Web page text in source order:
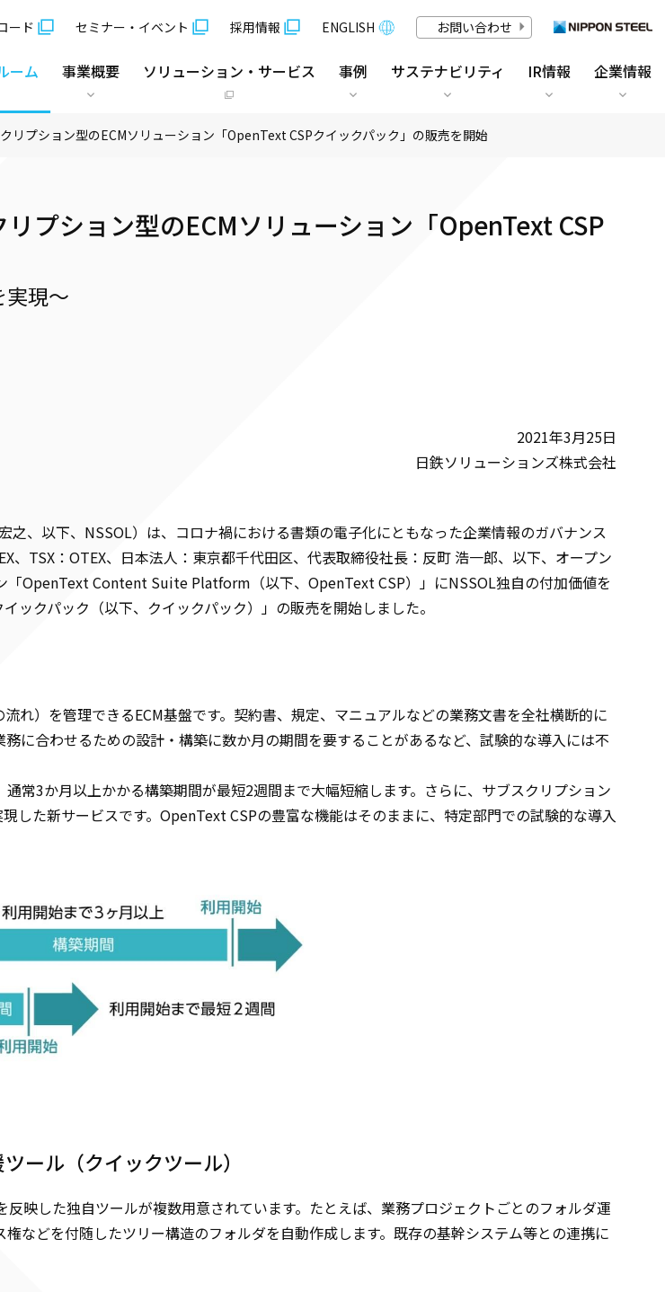
ード セミナー・イベント 採用情報 ENGLISH お問い合わせ
ーム 事業概要 ソリューション・サービス 事例 サステナビリティ IR情報 企業情報
リプション型のECMソリューション「OpenText CSPクイックパック」の販売を開始
プション型のECMソリューション「OpenText CSP
現～
2021年3月25日
日鉄ソリューションズ株式会社
、以下、NSSOL）は、コロナ禍における書類の電子化にともなった企業情報のガバナンス
TSX：OTEX、日本法人：東京都千代田区、代表取締役社長：反町 浩一郎、以下、オープン
「OpenText Content Suite Platform（以下、OpenText CSP）」にNSSOL独自の付加価値を
クパック（以下、クイックパック）」の販売を開始しました。
れ）を管理できるECM基盤です。契約書、規定、マニュアルなどの業務文書を全社横断的に
に合わせるための設計・構築に数か月の期間を要することがあるなど、試験的な導入には不
常3か月以上かかる構築期間が最短2週間まで大幅短縮します。さらに、サブスクリプション
した新サービスです。OpenText CSPの豊富な機能はそのままに、特定部門での試験的な導入
ール（クイックツール）
映した独自ツールが複数用意されています。たとえば、業務プロジェクトごとのフォルダ運
などを付随したツリー構造のフォルダを自動作成します。既存の基幹システム等との連携に